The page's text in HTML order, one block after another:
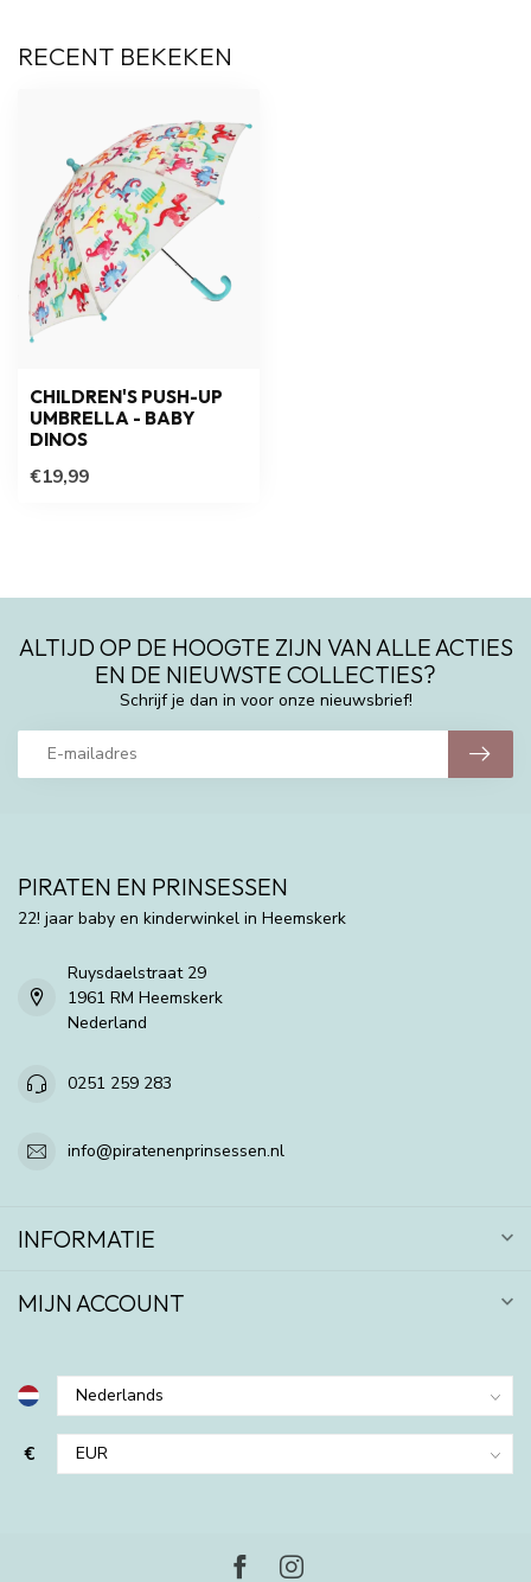
RECENT BEKEKEN
CHILDREN'S PUSH-UP
UMBRELLA - BABY
DINOS
€19,99
ALTIJD OP DE HOOGTE ZIJN VAN ALLE ACTIES
EN DE NIEUWSTE COLLECTIES?
Schrijf je dan in voor onze nieuwsbrief!
PIRATEN EN PRINSESSEN
22! jaar baby en kinderwinkel in Heemskerk
Ruysdaelstraat 29
1961 RM Heemskerk
Nederland
0251 259 283
info@piratenenprinsessen.nl
INFORMATIE
MIJN ACCOUNT
€